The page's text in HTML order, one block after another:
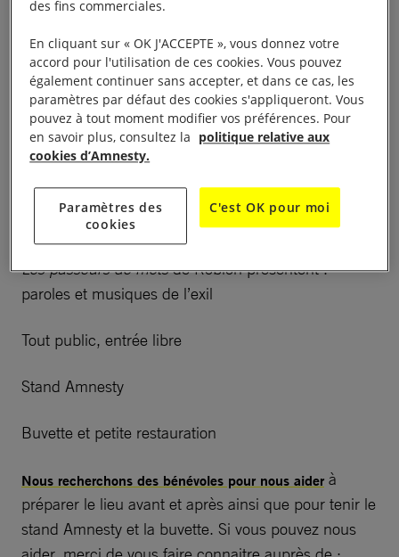
Robion
Dimanche 17 juin de 18h00 à 22h00
Du théâtre et de la musique pour parler des réfugiés, des
migrations et de l’exil.
Les passeurs de motsde Robion présentent :
paroles et musiques de l’exil
Tout public, entrée libre
Stand Amnesty
Buvette et petite restauration
Nous recherchons des bénévoles pour nous aider à
préparer le lieu avant et après ainsi que pour tenir le
stand Amnesty et la buvette. Si vous pouvez nous
des fins commerciales.
En cliquant sur « OK J'ACCEPTE », vous donnez votre
accord pour l'utilisation de ces cookies. Vous pouvez
également continuer sans accepter, et dans ce cas, les
paramètres par défaut des cookies s'appliqueront. Vous
pouvez à tout moment modifier vos préférences. Pour
en savoir plus, consultez la politique relative aux
cookies d’Amnesty.
Paramètres des
cookies
C'est OK pour moi